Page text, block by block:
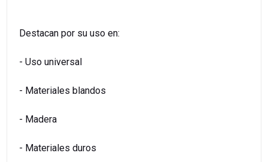
Destacan por su uso en:
- Uso universal
- Materiales blandos
- Madera
- Materiales duros